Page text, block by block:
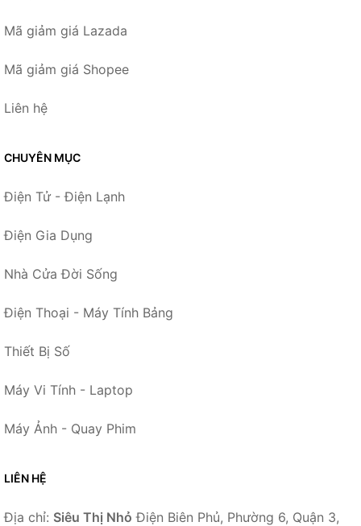
Mã giảm giá Lazada
Mã giảm giá Shopee
Liên hệ
CHUYÊN MỤC
Điện Tử - Điện Lạnh
Điện Gia Dụng
Nhà Cửa Đời Sống
Điện Thoại - Máy Tính Bảng
Thiết Bị Số
Máy Vi Tính - Laptop
Máy Ảnh - Quay Phim
LIÊN HỆ
Địa chỉ: Siêu Thị Nhỏ Điện Biên Phủ, Phường 6, Quận 3,